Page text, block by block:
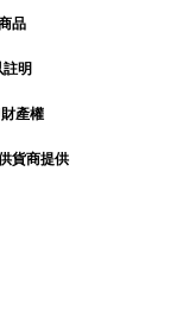
品
明
產權
貨商提供